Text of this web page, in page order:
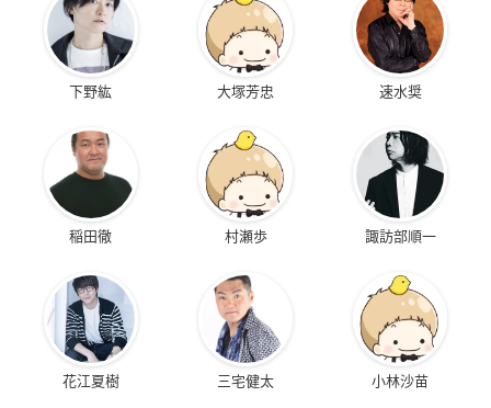
下野紘 大塚芳忠 速水奨
稲田徹 村瀬歩 諏訪部順一
花江夏樹 三宅健太 小林沙苗